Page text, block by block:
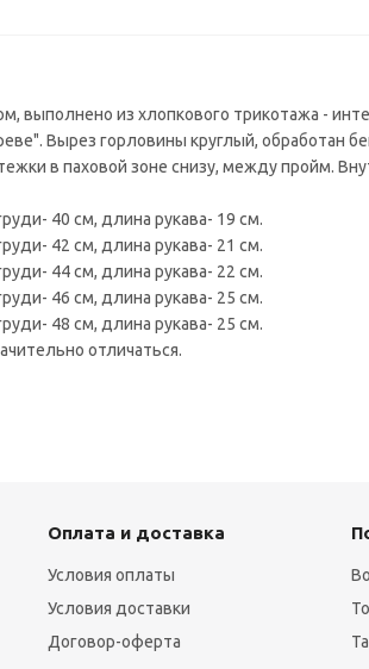
выполнено из хлопкового трикотажа -
Вырез горловины круглый, обработан
в паховой зоне снизу, между пройм.
40 см, длина рукава- 19 см.
42 см, длина рукава- 21 см.
44 см, длина рукава- 22 см.
46 см, длина рукава- 25 см.
48 см, длина рукава- 25 см.
отличаться.
Оплата и доставка
Условия оплаты
Условия доставки
Договор-оферта